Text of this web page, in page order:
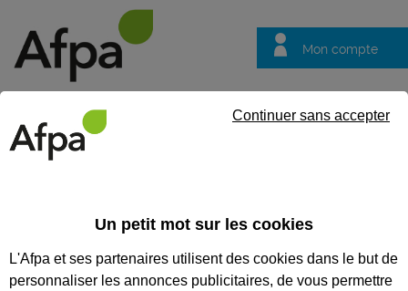
Mon compte
questions
Nos formations parcours
alternance
Un petit mot sur les cookies
L'Afpa et ses partenaires utilisent des cookies dans le but de
personnaliser les annonces publicitaires, de vous permettre
Continuer sans accepter